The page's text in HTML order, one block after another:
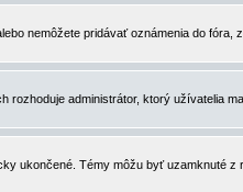
nemôžete pridávať oznámenia do fóra,
administrátor, ktorý užívatelia
ukončené. Témy môžu byť uzamknuté z